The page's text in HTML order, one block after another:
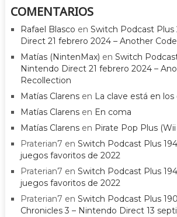
COMENTARIOS
Rafael Blasco en Switch Podcast Plus
Direct 21 febrero 2024 – Another
Matías (NintenMax) en Switch
Nintendo Direct 21 febrero 2024 –
Recollection
Matías Clarensen La clave está en los
Matías Clarensen En coma
Matías Clarensen Pirate Pop Plus
Praterian7 en Switch Podcast Plus
juegos favoritos de 2022
Praterian7 en Switch Podcast Plus
juegos favoritos de 2022
Praterian7 en Switch Podcast Plus
Chronicles 3 – Nintendo Direct 13